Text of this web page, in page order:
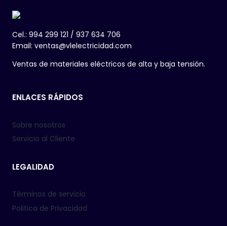
Cel.: 994 299 121 / 937 634 706
Email: ventas@vlelectricidad.com
Ventas de materiales eléctricos de alta y baja tensión.
ENLACES RÁPIDOS
Sobre nosotros
Servicio al Cliente
LEGALIDAD
Términos de servicio
Politica de Privacidad